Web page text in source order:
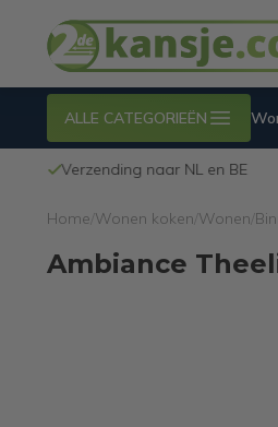
ALLE CATEGORIEËN
Verzending naar NL en BE
Home Wonen koken Wonen
Ambiance